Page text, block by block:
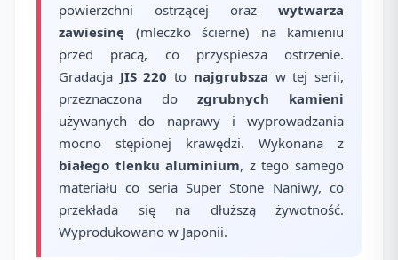
powierzchni ostrzącej oraz wytwarza
zawiesinę (mleczko ścierne) na kamieniu
przed pracą, co przyspiesza ostrzenie.
Gradacja JIS 220 to najgrubsza w tej serii,
przeznaczona do zgrubnych kamieni
używanych do naprawy i wyprowadzania
mocno stępionej krawędzi. Wykonana z
białego tlenku aluminium, z tego samego
materiału co seria Super Stone Naniwy, co
przekłada się na dłuższą żywotność.
Wyprodukowano w Japonii.